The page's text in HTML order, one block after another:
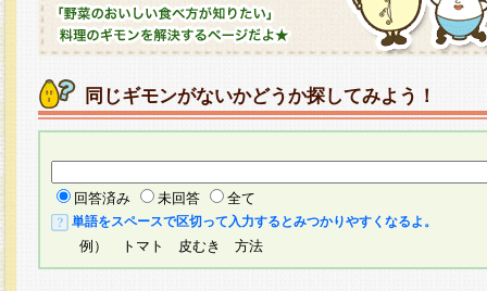
同じギモンがないかどうか探してみよう！
回答済み 未回答 全て
単語をスペースで区切って入力するとみつかりやすくなるよ。
例） トマト 皮むき 方法